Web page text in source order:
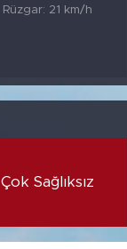
Rüzgar: 21 km/h
Çok Sağlıksız